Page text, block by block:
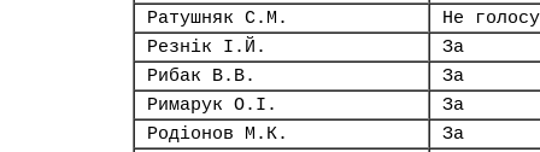
Ратушняк С.М.
Не
Резнік І.Й.
За
Рибак В.В.
За
Римарук О.І.
За
Родіонов М.К.
За